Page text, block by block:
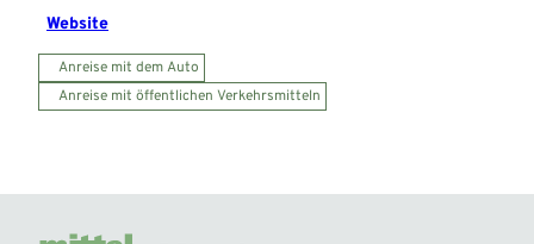
Website
Anreise mit dem Auto
Anreise mit öffentlichen Verkehrsmitteln